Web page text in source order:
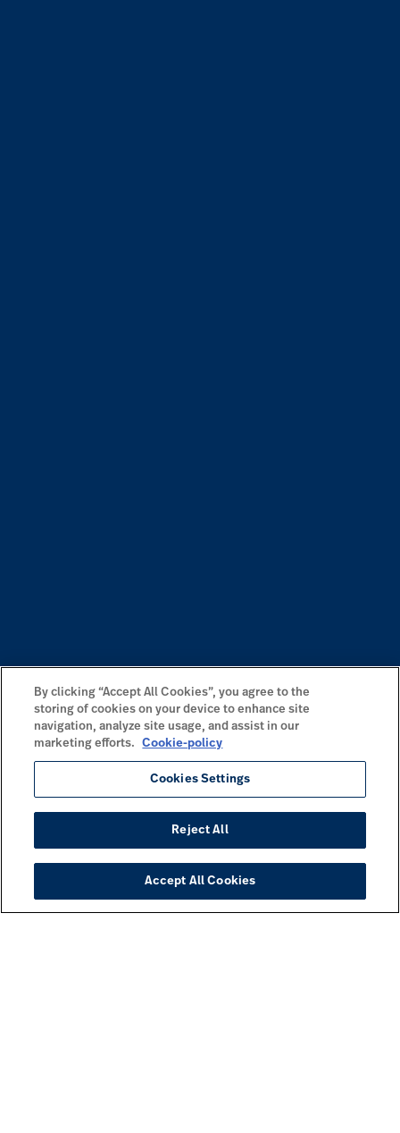
By clicking “Accept All Cookies”, you agree to the
storing of cookies on your device to enhance site
navigation, analyze site usage, and assist in our
marketing efforts.
Cookie-policy
Cookies Settings
Reject All
Accept All Cookies